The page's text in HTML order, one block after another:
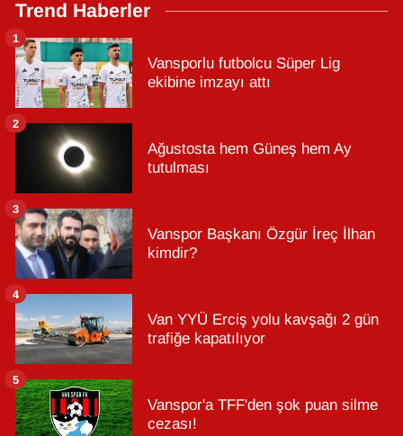
Trend Haberler
Vansporlu futbolcu Süper Lig
ekibine imzayı attı
1
Ağustosta hem Güneş hem Ay
tutulması
2
Vanspor Başkanı Özgür İreç İlhan
kimdir?
3
Van YYÜ Erciş yolu kavşağı 2 gün
trafiğe kapatılıyor
4
Vanspor'a TFF'den şok puan silme
cezası!
5